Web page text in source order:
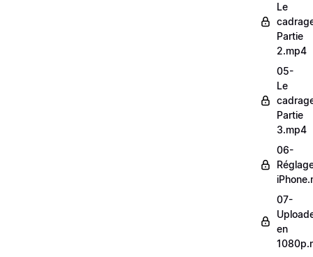
Le
Partie
2.mp4
05-
Le
Partie
3.mp4
06-
07-
en